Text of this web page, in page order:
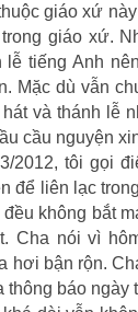
giáo xứ
giáo xứ.
lễ tiếng Anh
Mặc dù vẫn
và thánh lễ
cầu nguyện
2012, tôi gọi
để liên lạc
không bắt
Cha nói vì
hơi bận rộn.
thông báo ngày